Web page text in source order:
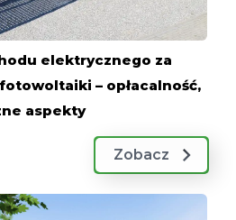
elektrycznego za
– opłacalność,
aspekty
Zobacz